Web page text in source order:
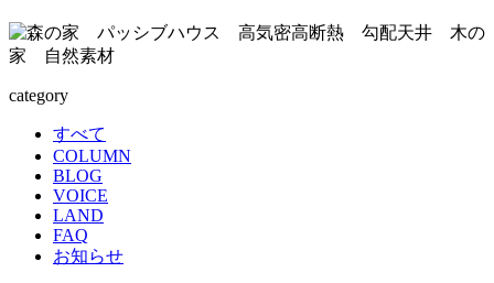
category
すべて
COLUMN
BLOG
VOICE
LAND
FAQ
お知らせ